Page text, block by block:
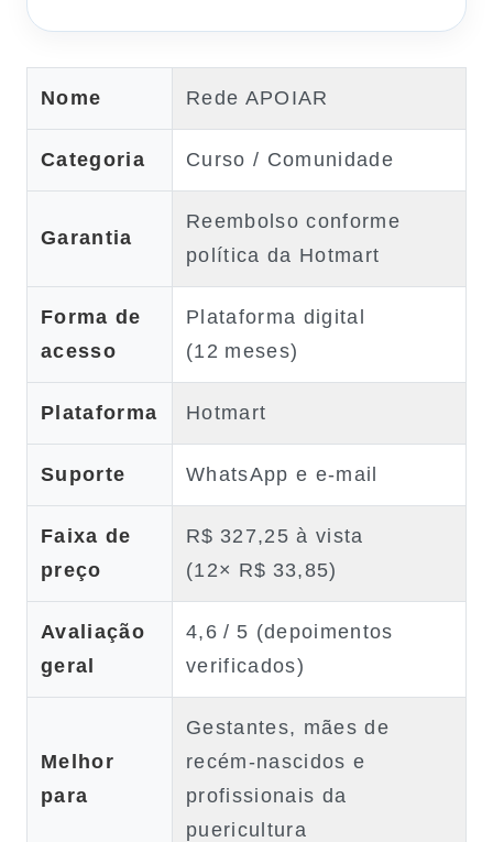
Nome Rede APOIAR
Categoria Curso / Comunidade
Garantia
Reembolso conforme
política da Hotmart
Forma de
acesso
Plataforma digital
(12 meses)
Plataforma Hotmart
Suporte WhatsApp e e‑mail
Faixa de
preço
R$ 327,25 à vista
(12× R$ 33,85)
Avaliação
geral
4,6 / 5 (depoimentos
verificados)
Melhor
para
Gestantes, mães de
recém‑nascidos e
profissionais da
puericultura